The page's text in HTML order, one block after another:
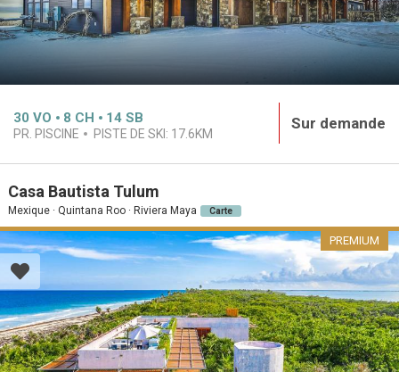
30 VO 8 CH 14 SB
PR. PISCINE PISTE DE SKI: 17.6KM
Sur demande
Casa Bautista Tulum
Mexique · Quintana Roo · Riviera Maya Carte
PREMIUM